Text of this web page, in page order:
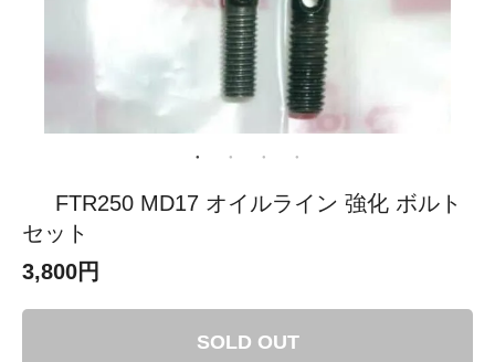
FTR250 MD17 オイルライン 強化 ボルト
セット
3,800円
SOLD OUT